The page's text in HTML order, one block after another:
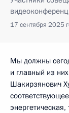
17 сентября 2025
Мы должны
и главный из
Шакирзянович